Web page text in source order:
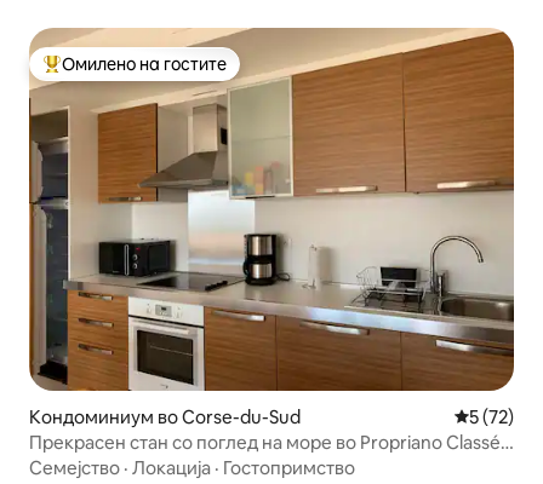
Меѓу најуспешните „Омилени на гостите“
Омилено на гостите
Кондоминиум во Corse-du-Sud Просечна
5 (72)
Прекрасен стан со поглед на море во Propriano Classé
***
Семејство · Локација · Гостопримство